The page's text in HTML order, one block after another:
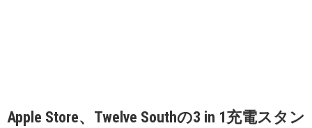
Apple Store、Twelve Southの3 in 1充電スタン